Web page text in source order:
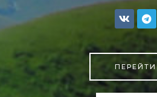
ПЕРЕЙТИ